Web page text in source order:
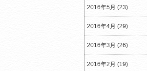
2016年5月 (23)
2016年4月 (29)
2016年3月 (26)
2016年2月 (19)